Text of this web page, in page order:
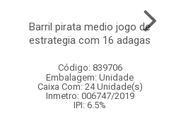
Barril pirata medio jogo de
estrategia com 16 adagas
Código: 839706
Embalagem: Unidade
Caixa Com: 24 Unidade(s)
Inmetro: 006747/2019
IPI: 6.5%